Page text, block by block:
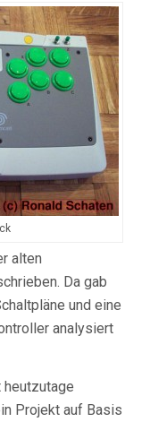
alten
Da gab
und eine
analysiert
Projekt auf Basis